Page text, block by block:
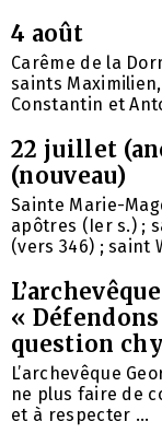
4 août
Carême de la
saints
Constantin et
22 juillet
(nouveau)
Sainte Marie-
apôtres (Ier s.) ;
(vers 346) ; saint
«
question
L’archevêque
ne plus faire de
et à respecter ...